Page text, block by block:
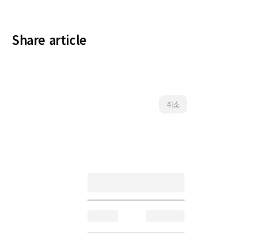
Share article
취소